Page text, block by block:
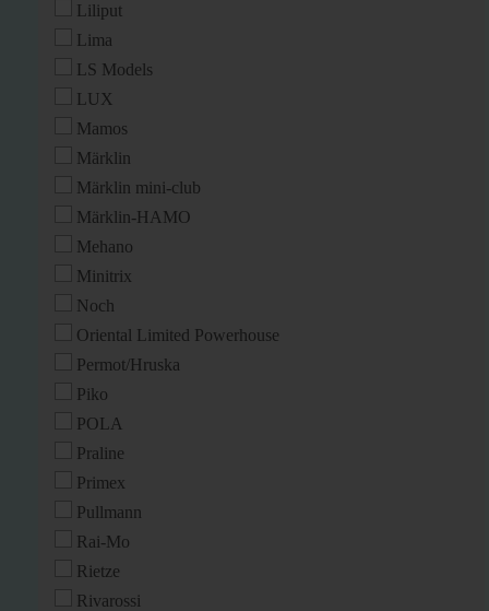
Liliput
Lima
LS Models
LUX
Mamos
Märklin
Märklin mini-club
Märklin-HAMO
Mehano
Minitrix
Noch
Oriental Limited Powerhouse
Permot/Hruska
Piko
POLA
Praline
Primex
Pullmann
Rai-Mo
Rietze
Rivarossi